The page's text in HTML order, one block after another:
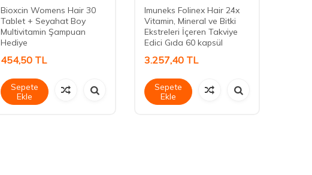
Bioxcin Womens Hair 30
Tablet + Seyahat Boy
Multivitamin Şampuan
Hediye
454,50 TL
Sepete
Ekle
Imuneks Folinex Hair 24x
Vitamin, Mineral ve Bitki
Ekstreleri İçeren Takviye
Edici Gıda 60 kapsül
3.257,40 TL
Sepete
Ekle